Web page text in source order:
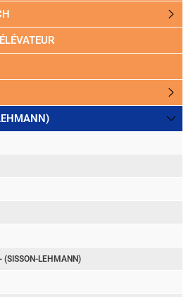
(SISSON-LEHMANN)